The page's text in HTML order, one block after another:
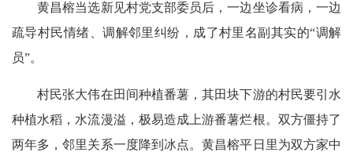
黄昌榕当选新见村党支部委员后，一边坐诊看病，一边
疏导村民情绪、调解邻里纠纷，成了村里名副其实的“调解
员”。
村民张大伟在田间种植番薯，其田块下游的村民要引水
种植水稻，水流漫溢，极易造成上游番薯烂根。双方僵持了
两年多，邻里关系一度降到冰点。黄昌榕平日里为双方家中